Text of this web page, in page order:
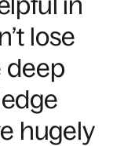
lose
deep
hugely